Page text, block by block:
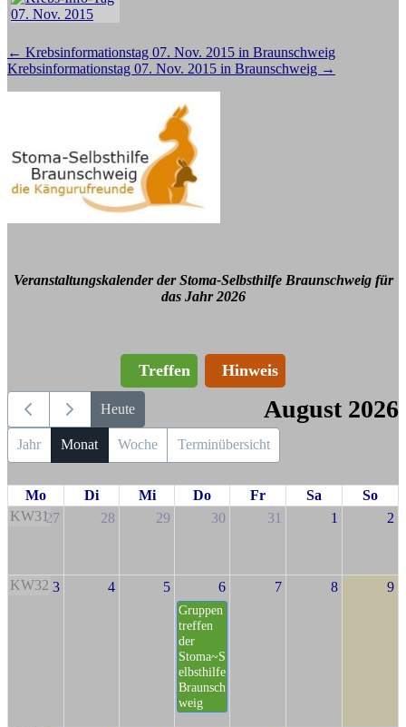
Beitragsnavigation
← Krebsinformationstag 07. Nov. 2015 in Braunschweig
Krebsinformationstag 07. Nov. 2015 in Braunschweig →
Veranstaltungskalender der Stoma-Selbsthilfe Braunschweig für
das Jahr 2026
Treffen Hinweis
Heute August 2026
Jahr Monat Woche Terminübersicht
Mo Di Mi Do Fr Sa
So
KW3127 28 29 30 31 1 2
KW32 3 4 5 6
Gruppen
treffen
der
Stoma~S
elbsthilfe
Braunsch
weig
7 8 9